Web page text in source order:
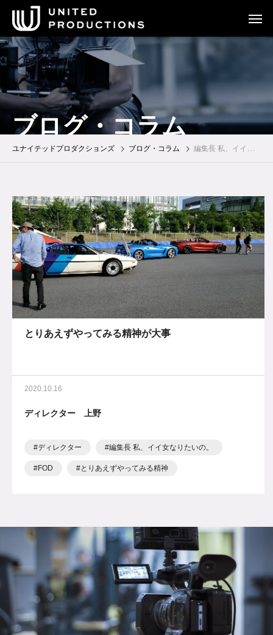
ブログ・コラム
ユナイテッドプロダクションズ ブログ・コラム 編集長 私、イイ女なりたいの。
とりあえずやってみる精神が大事
2020.10.16
ディレクター 上野
ディレクター 編集長 私、イイ女なりたいの。
FOD とりあえずやってみる精神